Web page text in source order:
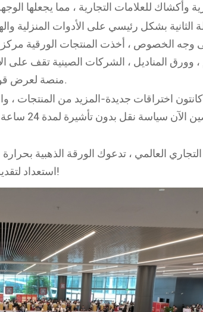
الثانية بشكل رئيسي على الأدوات المنزلية
وجه الخصوص ، أخذت المنتجات الورقية مركز
وورق المناديل ، الشركات الصينية تقف على
منصة لعرض قوة ومسؤولية صناعة الورق الصينية على المسرح العالمي.
اختراقات جديدة-المزيد من المنتجات ،
مع تقديم
العالمي ، تدعوك الورقة الذهبية
استعداد لتقديم حلول ورقية مخصصة تناسب احتياجاتك. دعونا ننمو معا!